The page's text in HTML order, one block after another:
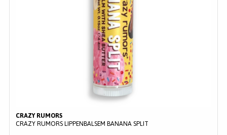
CRAZY RUMORS
CRAZY RUMORS LIPPENBALSEM BANANA SPLIT